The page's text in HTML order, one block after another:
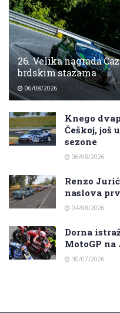
26. Velika nagrada
brdskim stazama
06/08/2026
Knego
Češkoj, još
sezone
06/08/2026
Renzo
naslova
04/08/2026
Dorna
MotoGP na
30/07/2026